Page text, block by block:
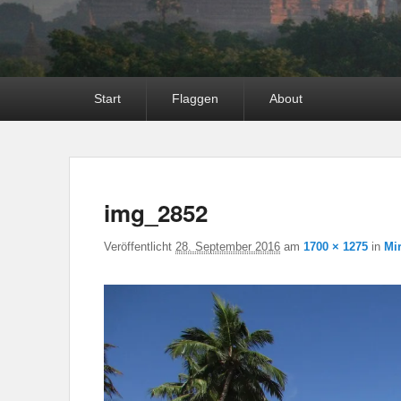
Start Flaggen About
img_2852
Veröffentlicht 28. September 2016 am 1700 × 1275 in